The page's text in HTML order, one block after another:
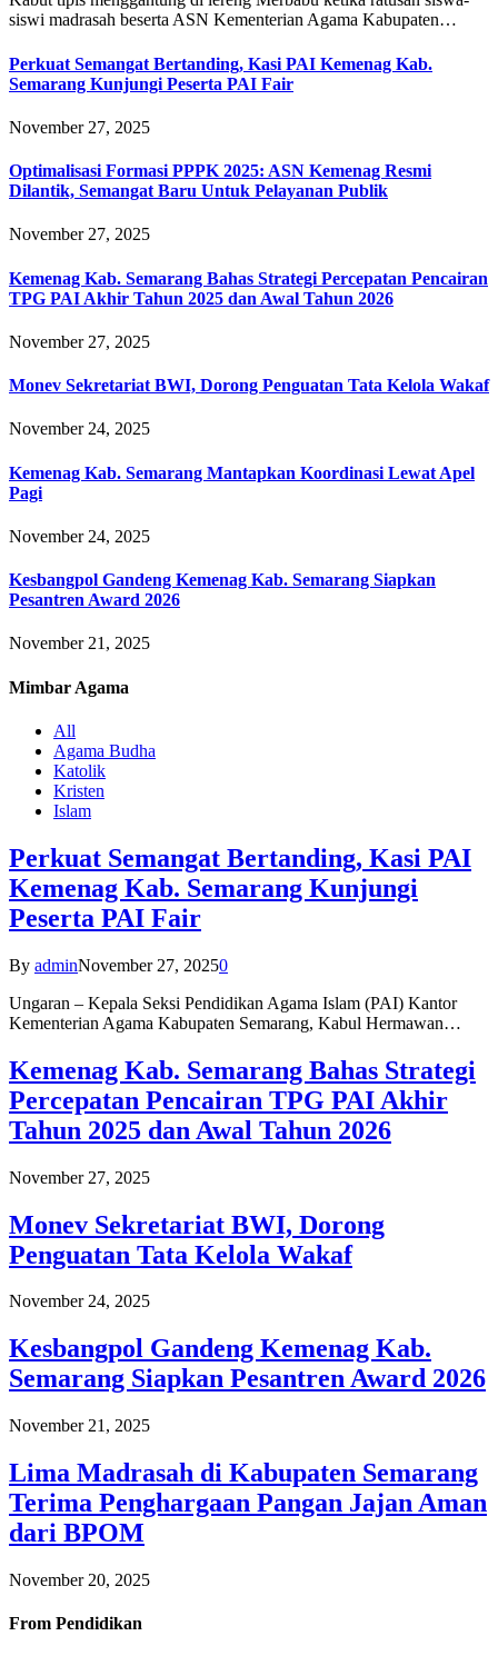
siswi madrasah beserta ASN Kementerian Agama Kabupaten…
Perkuat Semangat Bertanding, Kasi PAI Kemenag Kab.
Semarang Kunjungi Peserta PAI Fair
November 27, 2025
Optimalisasi Formasi PPPK 2025: ASN Kemenag Resmi
Dilantik, Semangat Baru Untuk Pelayanan Publik
November 27, 2025
Kemenag Kab. Semarang Bahas Strategi Percepatan Pencairan
TPG PAI Akhir Tahun 2025 dan Awal Tahun 2026
November 27, 2025
Monev Sekretariat BWI, Dorong Penguatan Tata Kelola Wakaf
November 24, 2025
Kemenag Kab. Semarang Mantapkan Koordinasi Lewat Apel
Pagi
November 24, 2025
Kesbangpol Gandeng Kemenag Kab. Semarang Siapkan
Pesantren Award 2026
November 21, 2025
Mimbar Agama
All
Agama Budha
Katolik
Kristen
Islam
Perkuat Semangat Bertanding, Kasi PAI
Kemenag Kab. Semarang Kunjungi
Peserta PAI Fair
By adminNovember 27, 20250
Ungaran – Kepala Seksi Pendidikan Agama Islam (PAI) Kantor
Kementerian Agama Kabupaten Semarang, Kabul Hermawan…
Kemenag Kab. Semarang Bahas Strategi
Percepatan Pencairan TPG PAI Akhir
Tahun 2025 dan Awal Tahun 2026
November 27, 2025
Monev Sekretariat BWI, Dorong
Penguatan Tata Kelola Wakaf
November 24, 2025
Kesbangpol Gandeng Kemenag Kab.
Semarang Siapkan Pesantren Award 2026
November 21, 2025
Lima Madrasah di Kabupaten Semarang
Terima Penghargaan Pangan Jajan Aman
dari BPOM
November 20, 2025
From Pendidikan